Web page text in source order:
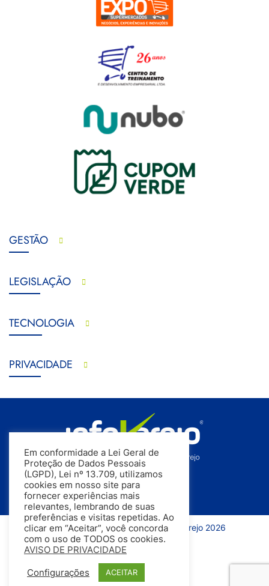
GESTÃO
LEGISLAÇÃO
TECNOLOGIA
PRIVACIDADE
Todos os direitos reservados | InfoVarejo 2026
Em conformidade a Lei Geral de
Proteção de Dados Pessoais
(LGPD), Lei nº 13.709, utilizamos
cookies em nosso site para
fornecer experiências mais
relevantes, lembrando de suas
preferências e visitas repetidas. Ao
clicar em “Aceitar”, você concorda
com o uso de TODOS os cookies.
AVISO DE PRIVACIDADE
Configurações ACEITAR